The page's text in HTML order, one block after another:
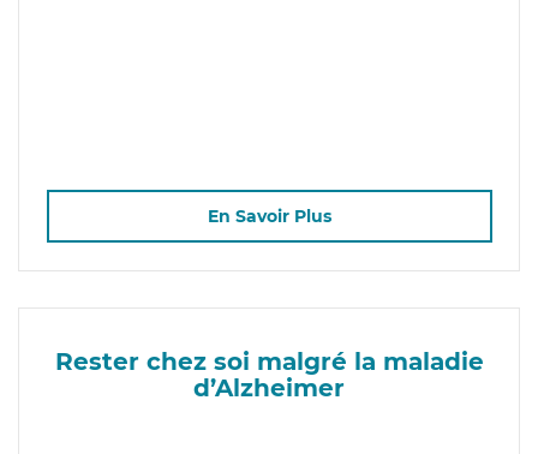
En Savoir Plus
Rester chez soi malgré la maladie
d’Alzheimer